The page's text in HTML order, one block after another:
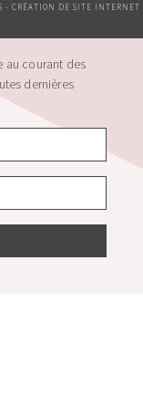
- CRÉATION DE SITE INTERNET
au courant des
dernières